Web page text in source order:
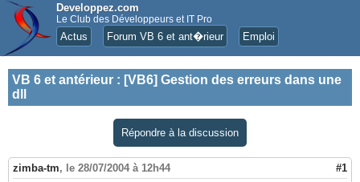
Developpez.com
Le Club des Développeurs et IT Pro
Actus Forum VB 6 et ant�rieur Emploi
VB 6 et antérieur : [VB6] Gestion des erreurs dans une
dll
Répondre à la discussion
zimba-tm, le 28/07/2004 à 12h44 #1